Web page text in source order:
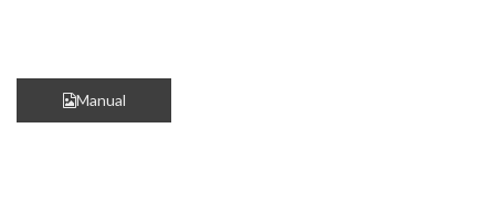
Manual